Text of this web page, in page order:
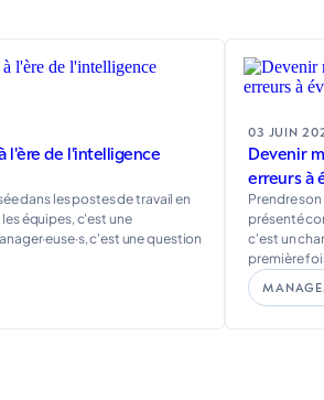
l'ère de l'intelligence
dans les postes de travail en
équipes, c'est une
c'est une question
03 JUIN
Devenir
erreurs à
Prendre
présenté
c'est un
première